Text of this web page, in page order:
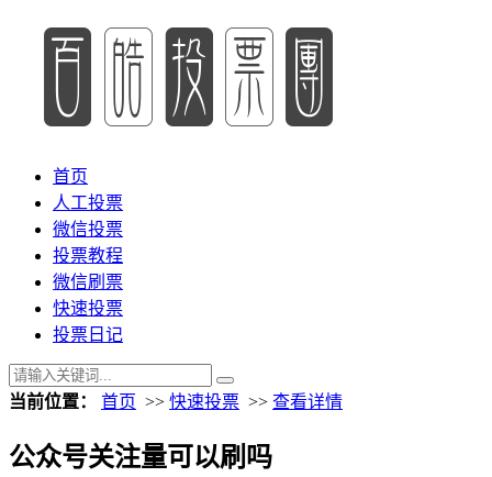
首页
人工投票
微信投票
投票教程
微信刷票
快速投票
投票日记
当前位置： 首页 >> 快速投票 >> 查看详情
公众号关注量可以刷吗